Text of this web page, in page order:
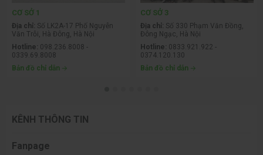
CƠ SỞ 1
Địa chỉ: Số LK2A-17 Phố Nguyễn
Văn Trỗi, Hà Đông, Hà Nội
Hotline: 098.236.8008 -
0339.69.8008
Bản đồ chỉ dẫn
CƠ SỞ 3
Địa chỉ: Số 330 Phạm Văn Đồng,
Đông Ngạc, Hà Nội
Hotline: 0833.921.922 -
0374.120.130
Bản đồ chỉ dẫn
KÊNH THÔNG TIN
Fanpage